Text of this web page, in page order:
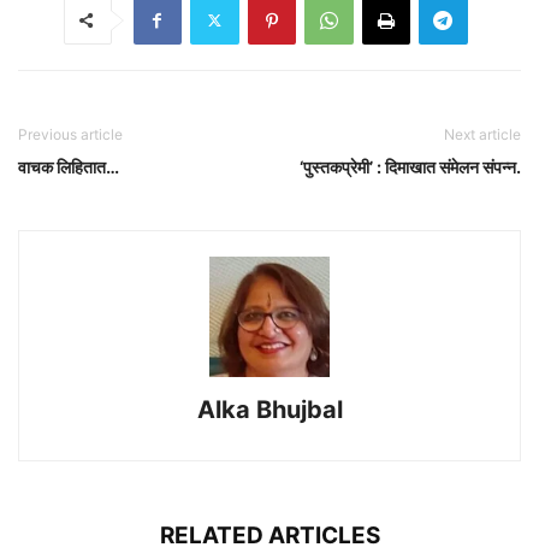
Previous article
वाचक लिहितात…
Next article
‘पुस्तकप्रेमी’ : दिमाखात संमेलन संपन्न.
Alka Bhujbal
RELATED ARTICLES